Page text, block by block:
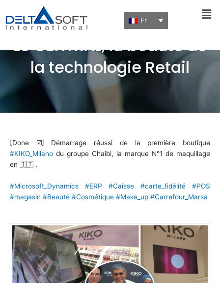
Fr
LS CENTRAL, la beauté de
la technologie Retail
[Done ☑️] Démarrage réussi de la première boutique
#KIKO_Milano du groupe Chaibi, la marque N°1 de maquillage
en 🇮🇹 .
#Microsoft_Dynamics #ERP #Caisse #carte_fidélité
#POS
#magasin #Beauté #Cosmétique #Make_up #Carrefour_Marsa